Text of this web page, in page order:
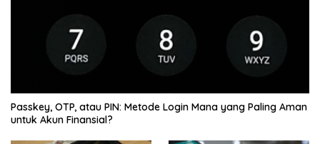
Passkey, OTP, atau PIN: Metode Login Mana yang Paling Aman
untuk Akun Finansial?